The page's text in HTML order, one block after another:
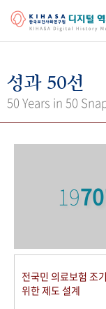
걸어온 길 기관 변
키
사진 아카이브 문
50+1 주년 기념
성과 50선
50 Years in 50
1970'
전국민 의료보험 조
위한 제도 설계